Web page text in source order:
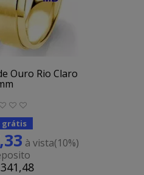
Ouro Rio Claro
grátis
à vista(10%)